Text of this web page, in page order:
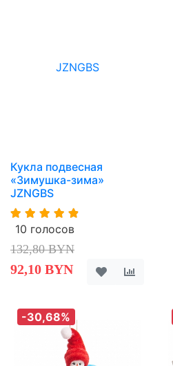
Кукла подвесная
«Зимушка-зима»
JZNGBS
10 голосов
132,80 BYN
92,10 BYN
-30,68%